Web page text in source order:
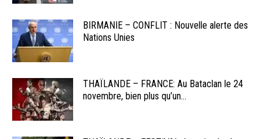
BIRMANIE – CONFLIT : Nouvelle alerte des
Nations Unies
THAÏLANDE – FRANCE: Au Bataclan le 24
novembre, bien plus qu’un...